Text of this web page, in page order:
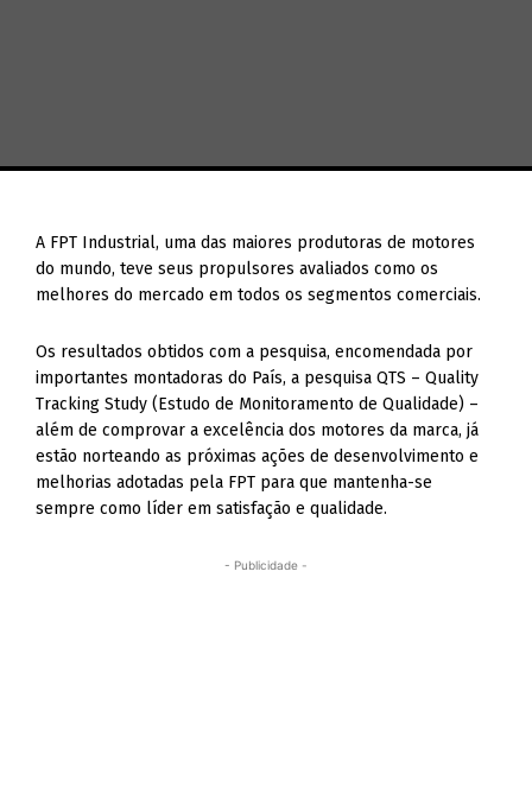
A FPT Industrial, uma das maiores produtoras de motores
do mundo, teve seus propulsores avaliados como os
melhores do mercado em todos os segmentos comerciais.
Os resultados obtidos com a pesquisa, encomendada por
importantes montadoras do País, a pesquisa QTS – Quality
Tracking Study (Estudo de Monitoramento de Qualidade) –
além de comprovar a excelência dos motores da marca, já
estão norteando as próximas ações de desenvolvimento e
melhorias adotadas pela FPT para que mantenha-se
sempre como líder em satisfação e qualidade.
- Publicidade -